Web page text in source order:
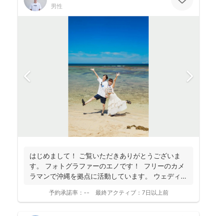
男性
はじめまして！ ご覧いただきありがとうございま
す。 フォトグラファーのエノです！ フリーのカメ
ラマンで沖縄を拠点に活動しています。 ウェディ
予約承諾率： -- 最終アクティブ： 7日以上前